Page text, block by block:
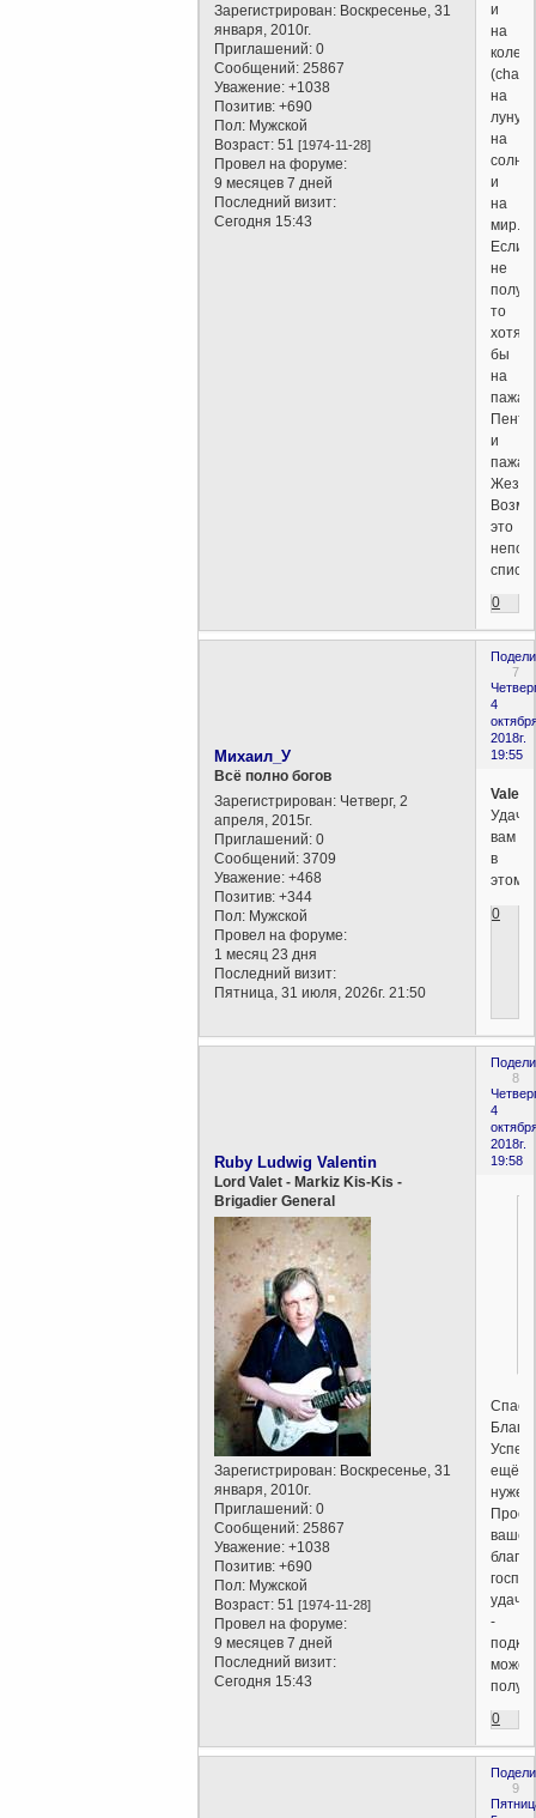
Зарегистрирован: Воскресенье, 31
января, 2010г.
Приглашений: 0
Сообщений: 25867
Уважение: +1038
Позитив: +690
Пол: Мужской
Возраст: 51[1974-11-28]
Провел на форуме:
9 месяцев 7 дней
Последний визит:
Сегодня 15:43
и
на
на
луну,
на
и
на
мир.
Если
не
то
хотя
бы
на
пажа
и
пажа
это
0
7
4
2018г.
19:55
Михаил_У
Всё полно богов
Зарегистрирован: Четверг, 2
апреля, 2015г.
Приглашений: 0
Сообщений: 3709
Уважение: +468
Позитив: +344
Пол: Мужской
Провел на форуме:
1 месяц 23 дня
Последний визит:
Пятница, 31 июля, 2026г. 21:50
Удачи
вам
в
этом)
0
8
4
2018г.
19:58
Ruby Ludwig Valentin
Lord Valet - Markiz Kis-Kis -
Brigadier General
Зарегистрирован: Воскресенье, 31
января, 2010г.
Приглашений: 0
Сообщений: 25867
Уважение: +1038
Позитив: +690
Пол: Мужской
Возраст: 51[1974-11-28]
Провел на форуме:
9 месяцев 7 дней
Последний визит:
Сегодня 15:43
Успех
ещё
нужен.
ваше
удача
-
может
0
9